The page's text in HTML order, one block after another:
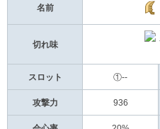
名前
切れ味
スロット ①--
攻撃力 936